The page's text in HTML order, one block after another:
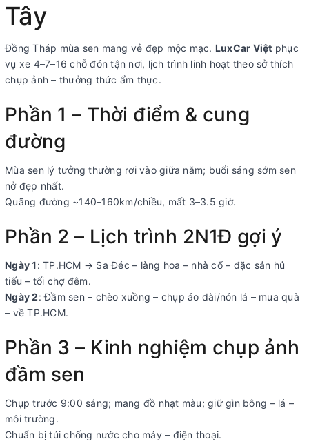
Tây
Đồng Tháp mùa sen mang vẻ đẹp mộc mạc. LuxCar Việt phục
vụ xe 4–7–16 chỗ đón tận nơi, lịch trình linh hoạt theo sở thích
chụp ảnh – thưởng thức ẩm thực.
Phần 1 – Thời điểm & cung
đường
Mùa sen lý tưởng thường rơi vào giữa năm; buổi sáng sớm sen
nở đẹp nhất.
Quãng đường ~140–160km/chiều, mất 3–3.5 giờ.
Phần 2 – Lịch trình 2N1Đ gợi ý
Ngày 1: TP.HCM → Sa Đéc – làng hoa – nhà cổ – đặc sản hủ
tiếu – tối chợ đêm.
Ngày 2: Đầm sen – chèo xuồng – chụp áo dài/nón lá – mua quà
– về TP.HCM.
Phần 3 – Kinh nghiệm chụp ảnh
đầm sen
Chụp trước 9:00 sáng; mang đồ nhạt màu; giữ gìn bông – lá –
môi trường.
Chuẩn bị túi chống nước cho máy – điện thoại.